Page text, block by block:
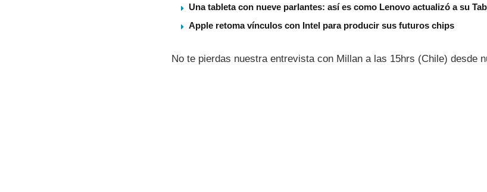
Una tableta con nueve parlantes: así es como Lenovo actualizó a su
Apple retoma vínculos con Intel para producir sus futuros chips
No te pierdas nuestra entrevista con Millan a las 15hrs (Chile) desde